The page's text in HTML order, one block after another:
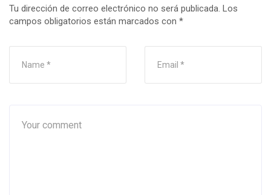
Tu dirección de correo electrónico no será publicada. Los
campos obligatorios están marcados con *